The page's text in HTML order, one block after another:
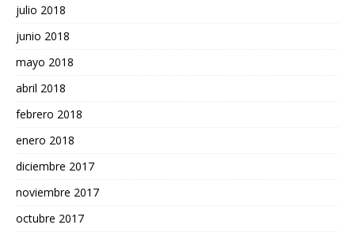
julio 2018
junio 2018
mayo 2018
abril 2018
febrero 2018
enero 2018
diciembre 2017
noviembre 2017
octubre 2017